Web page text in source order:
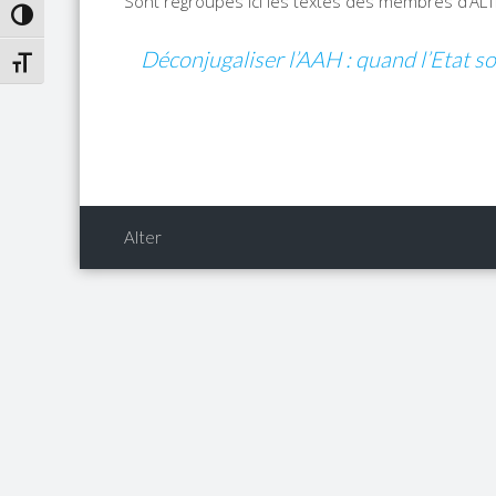
PASSER EN CONTRASTE ÉLEVÉ
CHANGER LA TAILLE DE LA POLICEDéconjugaliser l’AAH : quand l’Etat
Alter